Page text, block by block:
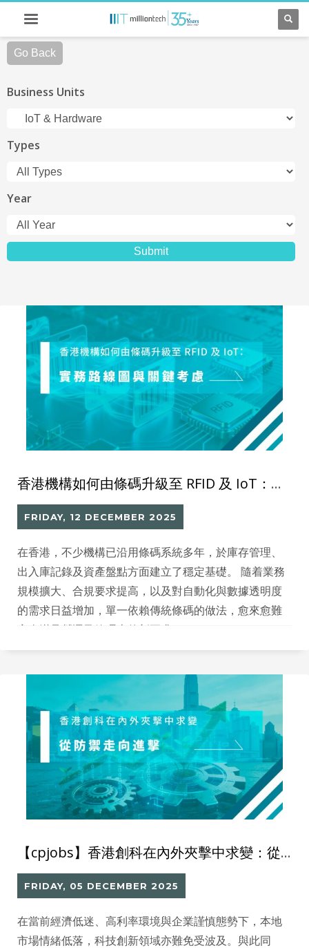
Go Back
Business Units
Types
Year
香港機構如何由條碼升級至 RFID 及 IoT：實務路線圖與關鍵考慮
FRIDAY, 12 DECEMBER 2025
在香港，不少機構已沿用條碼系統多年，於庫存管理、
出入庫記錄及資產盤點方面建立了穩定基礎。 隨着業務
規模擴大、合規要求提高，以及對自動化與數據透明度
的需求日益增加，單一依賴傳統條碼的做法，愈來愈難
【cpjobs】香港創科在內外夾擊中求變：從防禦走向進擊
FRIDAY, 05 DECEMBER 2025
在當前經濟低迷、高利率環境與企業謹慎態勢下，本地
市場情緒低落，科技創新領域亦難免受波及。與此同